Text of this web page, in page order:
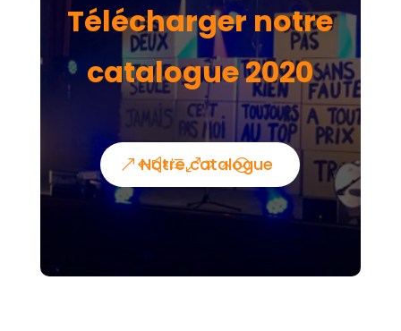
Télécharger notre
catalogue 2020
Notre catalogue